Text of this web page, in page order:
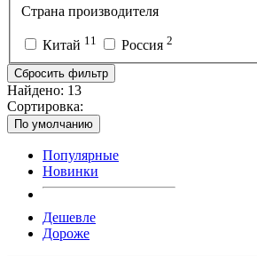
Страна производителя
Китай 11 Россия 2
Сбросить фильтр
Найдено: 13
Сортировка:
По умолчанию
Популярные
Новинки
Дешевле
Дороже